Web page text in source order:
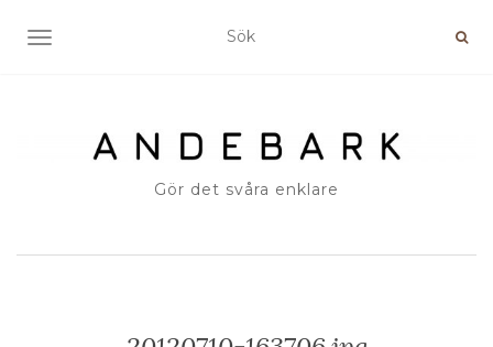
SLÅ PÅ/AV NAVIGERING
Gör det svåra enklare